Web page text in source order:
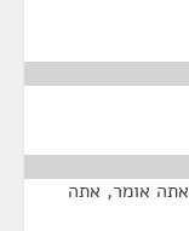
אומר, אתה